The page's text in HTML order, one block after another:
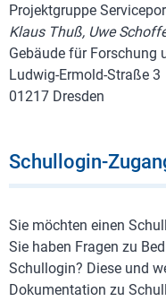
Projektgruppe
Klaus Thuß, Uwe
Gebäude für Forschung
Ludwig-Ermold-Straße 3
01217 Dresden
Schullogin-
Sie möchten einen
Sie haben Fragen zu
Schullogin? Diese und
Dokumentation zu